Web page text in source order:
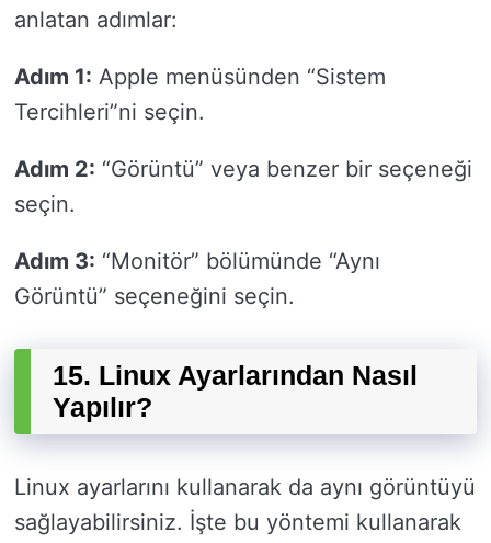
anlatan adımlar:
Adım 1: Apple menüsünden “Sistem
Tercihleri”ni seçin.
Adım 2: “Görüntü” veya benzer bir seçeneği
seçin.
Adım 3: “Monitör” bölümünde “Aynı
Görüntü” seçeneğini seçin.
15. Linux Ayarlarından Nasıl
Yapılır?
Linux ayarlarını kullanarak da aynı görüntüyü
sağlayabilirsiniz. İşte bu yöntemi kullanarak